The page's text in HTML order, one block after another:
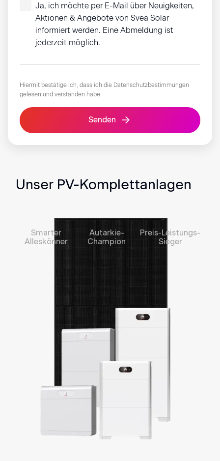
Ja, ich möchte per E-Mail über Neuigkeiten,
Aktionen & Angebote von Svea Solar
informiert werden. Eine Abmeldung ist
jederzeit möglich.
Hiermit bestätige ich, dass ich die Datenschutzbestimmungen
gelesen und verstanden habe.
Senden
Unser PV-Komplettanlagen
Smarter
Alleskönner
Autarkie-
Champion
Preis-Leistungs-
Sieger